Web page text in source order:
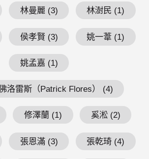
林曼麗 (3) 林澍民 (1)
侯孝賢 (3) 姚一葦 (1)
姚孟嘉 (1)
洛雷斯（Patrick Flores） (4)
修澤蘭 (1) 奚淞 (2)
張恩滿 (3) 張乾琦 (4)